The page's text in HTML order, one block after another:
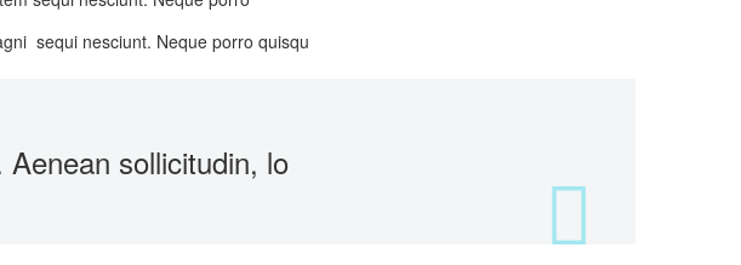
sequi nesciunt. Neque porro quisqu
sollicitudin, lo